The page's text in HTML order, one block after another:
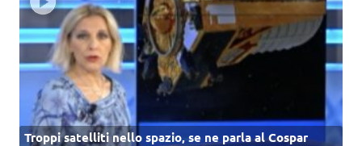
Troppi satelliti nello spazio, se ne parla al Cospar